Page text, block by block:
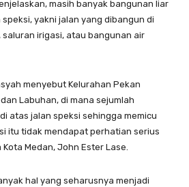
masih banyak bangunan liar
yakni jalan yang dibangun di
irigasi, atau bangunan air
menyebut Kelurahan Pekan
Labuhan, di mana sejumlah
atas jalan speksi sehingga memicu
itu tidak mendapat perhatian serius
Medan, John Ester Lase.
hal yang seharusnya menjadi